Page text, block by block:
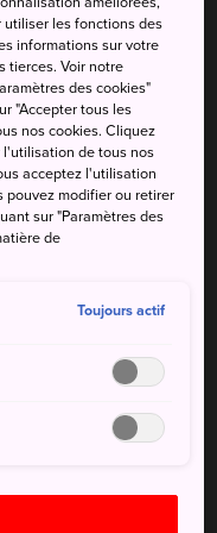
l'eau sacrée et les
14 mars assister à
bouddhiste.
l'un des plus
chaque soir
au parc de Nara,
la gare JR de Nara
les fonctions des
informations sur votre
tierces. Voir notre
des cookies"
"Accepter tous les
nos cookies. Cliquez
l'utilisation de tous nos
acceptez l'utilisation
pouvez modifier ou retirer
sur "Paramètres des
de
Toujours actif